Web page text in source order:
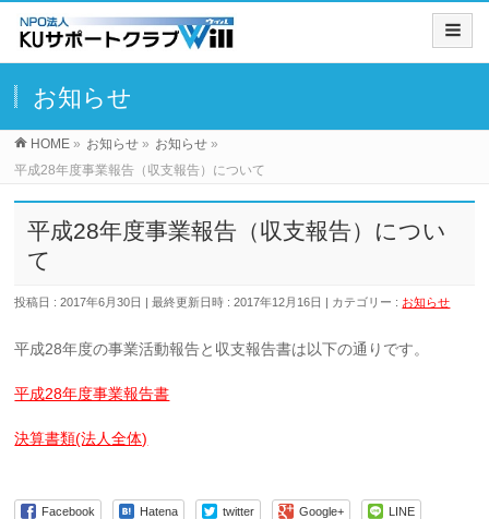
お知らせ
HOME » お知らせ » お知らせ »
平成28年度事業報告（収支報告）について
平成28年度事業報告（収支報告）につい
て
投稿日 : 2017年6月30日 最終更新日時 : 2017年12月16日 カテゴリー : お知らせ
平成28年度の事業活動報告と収支報告書は以下の通りです。
平成28年度事業報告書
決算書類(法人全体)
Facebook Hatena twitter Google+ LINE